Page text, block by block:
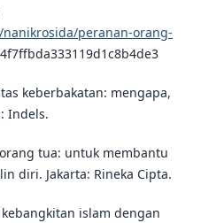
peranan-orang-
keberbakatan: mengapa,
Indels.
tua: untuk membantu
diri. Jakarta: Rineka Cipta.
islam dengan